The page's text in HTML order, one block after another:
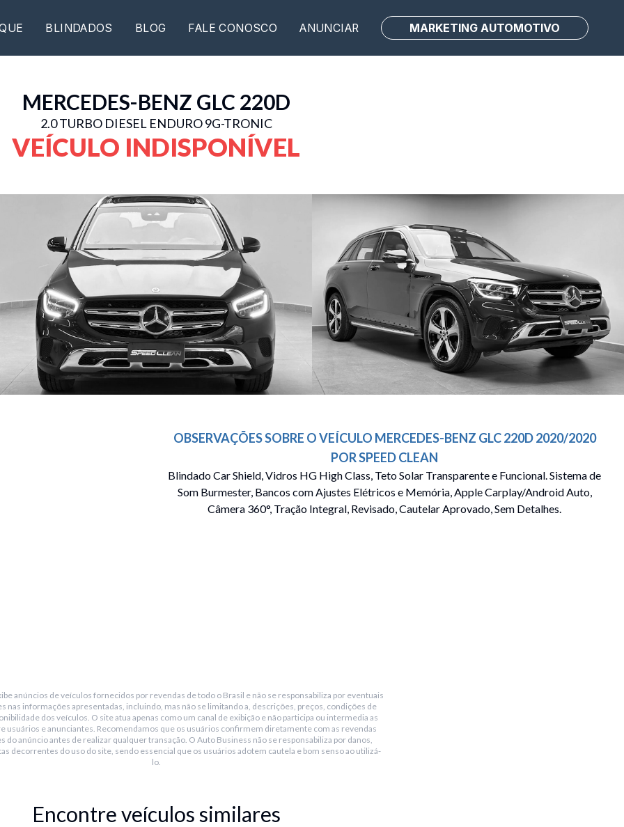
BLINDADOS BLOG FALE CONOSCO ANUNCIAR MARKETING AUTOMOTIVO
MERCEDES-BENZ GLC 220D
2.0 TURBO DIESEL ENDURO 9G-TRONIC
VEÍCULO INDISPONÍVEL
OBSERVAÇÕES SOBRE O VEÍCULO MERCEDES-BENZ GLC 220D 2020/2020
PORSPEED CLEAN
Blindado Car Shield, Vidros HG High Class, Teto Solar Transparente e Funcional. Sistema de
Som Burmester, Bancos com Ajustes Elétricos e Memória, Apple Carplay/Android Auto,
Câmera 360°, Tração Integral, Revisado, Cautelar Aprovado, Sem Detalhes.
anúncios de veículos fornecidos por revendas de todo o Brasil e não se responsabiliza por eventuais
nas informações apresentadas, incluindo, mas não se limitando a, descrições, preços, condições de
dos veículos. O site atua apenas como um canal de exibição e não participa ou intermedia as
usuários e anunciantes. Recomendamos que os usuários confirmem diretamente com as revendas
do anúncio antes de realizar qualquer transação. O Auto Business não se responsabiliza por danos,
decorrentes do uso do site, sendo essencial que os usuários adotem cautela e bom senso ao utilizá-
lo.
Encontre veículos similares